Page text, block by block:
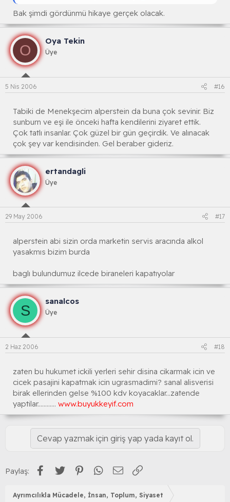
Bak şimdi gördünmü hikaye gerçek olacak.
O
Oya Tekin
Üye
5 Nis 2006 #16
Tabiki de Menekşecim alperstein da buna çok sevinir. Biz
sunburn ve eşi ile önceki hafta kendilerini ziyaret ettik.
Çok tatlı insanlar. Çok güzel bir gün geçirdik. Ve alınacak
çok şey var kendisinden. Gel beraber gideriz.
ertandagli
Üye
29 May 2006 #17
alperstein abi sizin orda marketin servis aracında alkol
yasakmıs bizim burda
baglı bulundumuz ilcede biraneleri kapatıyolar
S
sanalcos
Üye
2 Haz 2006 #18
zaten bu hukumet ickili yerleri sehir disina cikarmak icin ve
cicek pasajini kapatmak icin ugrasmadimi? sanal alisverisi
birak ellerinden gelse %100 kdv koyacaklar...zatende
yaptilar............ www.buyukkeyif.com
Cevap yazmak için giriş yap yada kayıt ol.
Paylaş: Facebook
Twitter PinterestWhatsApp
E-posta
Ayrımcılıkla Mücadele, İnsan, Toplum, Siyaset